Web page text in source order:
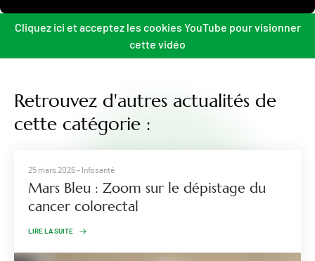
Cliquez ici et acceptez les cookies YouTube pour visionner
cette vidéo
Retrouvez d'autres actualités de
cette catégorie :
25 mars 2026- Infosanté
Mars Bleu : Zoom sur le dépistage du
cancer colorectal
LIRE LA SUITE